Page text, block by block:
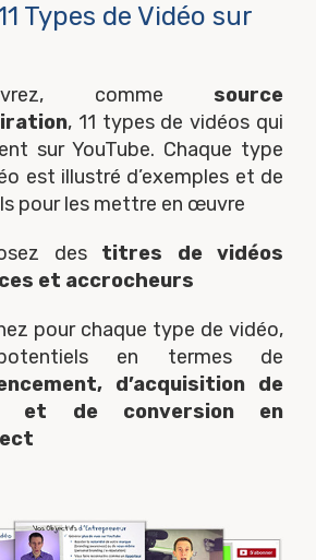
Types de Vidéo sur
comme source
, 11 types de vidéos qui
sur YouTube. Chaque type
est illustré d’exemples et de
pour les mettre en œuvre
des titres de vidéos
et accrocheurs
pour chaque type de vidéo,
en termes de
d’acquisition de
et de conversion en